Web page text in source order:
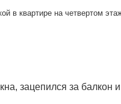
в квартире на четвертом
зацепился за балкон